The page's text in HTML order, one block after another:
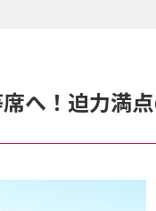
へ！迫力満